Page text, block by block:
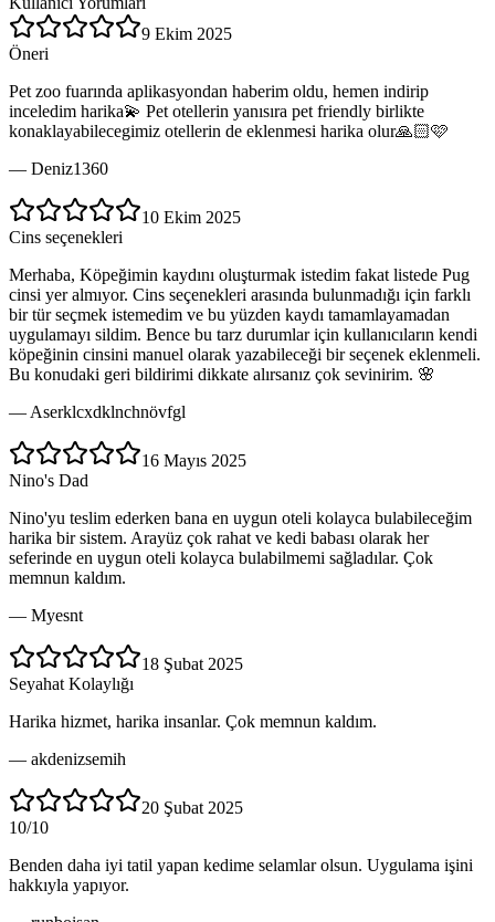
9 Ekim 2025
Öneri
Pet zoo fuarında aplikasyondan haberim oldu, hemen indirip
inceledim harika💫 Pet otellerin yanısıra pet friendly birlikte
konaklayabilecegimiz otellerin de eklenmesi harika olur🙏🏻🩷
— Deniz1360
10 Ekim 2025
Cins seçenekleri
Merhaba, Köpeğimin kaydını oluşturmak istedim fakat listede Pug
cinsi yer almıyor. Cins seçenekleri arasında bulunmadığı için farklı
bir tür seçmek istemedim ve bu yüzden kaydı tamamlayamadan
uygulamayı sildim. Bence bu tarz durumlar için kullanıcıların kendi
köpeğinin cinsini manuel olarak yazabileceği bir seçenek eklenmeli.
Bu konudaki geri bildirimi dikkate alırsanız çok sevinirim. 🌸
— Aserklcxdklnchnövfgl
16 Mayıs 2025
Nino's Dad
Nino'yu teslim ederken bana en uygun oteli kolayca bulabileceğim
harika bir sistem. Arayüz çok rahat ve kedi babası olarak her
seferinde en uygun oteli kolayca bulabilmemi sağladılar. Çok
memnun kaldım.
— Myesnt
18 Şubat 2025
Seyahat Kolaylığı
Harika hizmet, harika insanlar. Çok memnun kaldım.
— akdenizsemih
20 Şubat 2025
10/10
Benden daha iyi tatil yapan kedime selamlar olsun. Uygulama işini
hakkıyla yapıyor.